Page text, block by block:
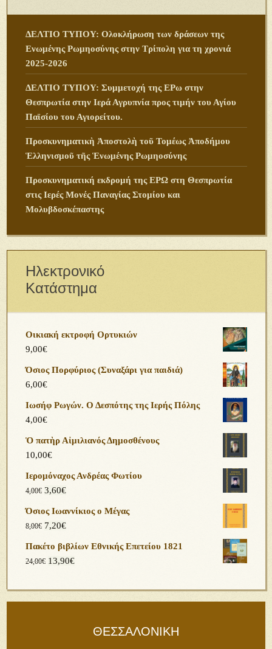
ΔΕΛΤΙΟ ΤΥΠΟΥ: Ολοκλήρωση των δράσεων της
Ενωμένης Ρωμηοσύνης στην Τρίπολη για τη χρονιά
2025-2026
ΔΕΛΤΙΟ ΤΥΠΟΥ: Συμμετοχή της ΕΡω στην
Θεσπρωτία στην Ιερά Αγρυπνία προς τιμήν του Αγίου
Παϊσίου του Αγιορείτου.
Προσκυνηματικὴ Ἀποστολὴ τοῦ Τομέως Ἀποδήμου
Ἑλληνισμοῦ τῆς Ἑνωμένης Ρωμηοσύνης
Προσκυνηματική εκδρομή της ΕΡΩ στη Θεσπρωτία
στις Ιερές Μονές Παναγίας Στομίου και
Μολυβδοσκέπαστης
Ηλεκτρονικό
Κατάστημα
Οικιακή εκτροφή Ορτυκιών
9,00€
Όσιος Πορφύριος (Συναξάρι για παιδιά)
6,00€
Ιωσήφ Ρωγών. Ο Δεσπότης της Ιερής Πόλης
4,00€
Ὁ πατὴρ Αἰμιλιανός Δημοσθένους
10,00€
Ιερομόναχος Ανδρέας Φωτίου
4,00€ 3,60€
Όσιος Ιωαννίκιος ο Μέγας
8,00€ 7,20€
Πακέτο βιβλίων Εθνικής Επετείου 1821
24,00€ 13,90€
ΘΕΣΣΑΛΟΝΙΚΗ